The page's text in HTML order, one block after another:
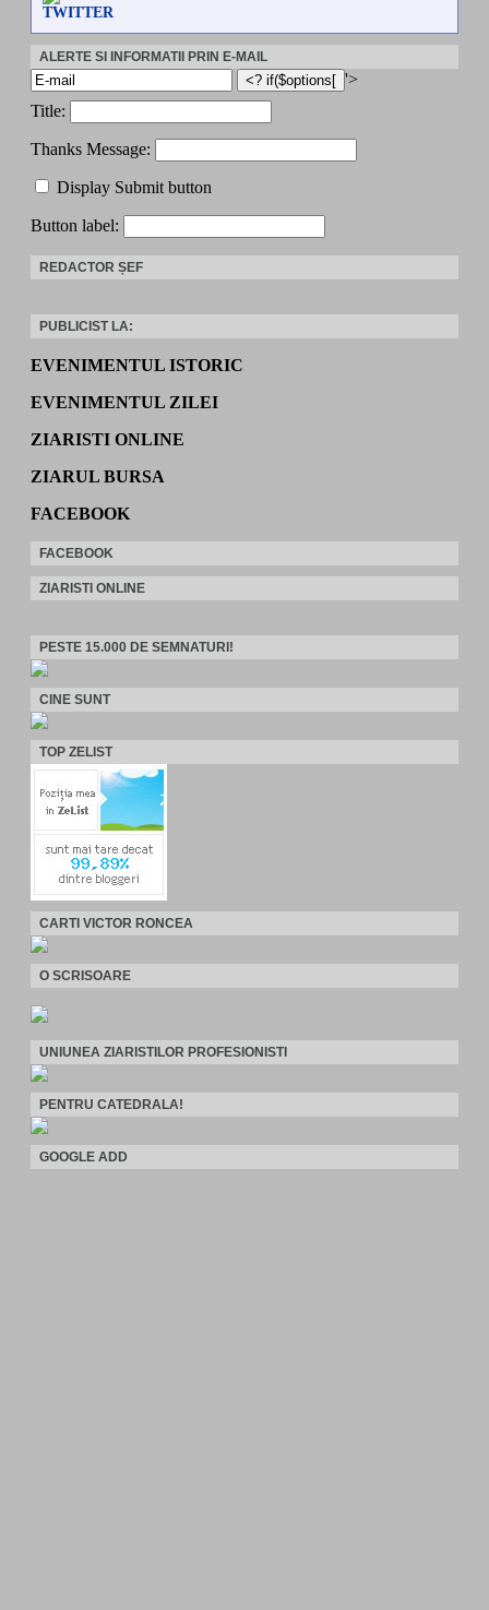
TWITTER
ALERTE SI INFORMATII PRIN E-MAIL
'>
Title:
Thanks Message:
Display Submit button
Button label:
REDACTOR ȘEF
PUBLICIST LA:
EVENIMENTUL ISTORIC
EVENIMENTUL ZILEI
ZIARISTI ONLINE
ZIARUL BURSA
FACEBOOK
FACEBOOK
ZIARISTI ONLINE
PESTE 15.000 DE SEMNATURI!
CINE SUNT
TOP ZELIST
CARTI VICTOR RONCEA
O SCRISOARE
UNIUNEA ZIARISTILOR PROFESIONISTI
PENTRU CATEDRALA!
GOOGLE ADD